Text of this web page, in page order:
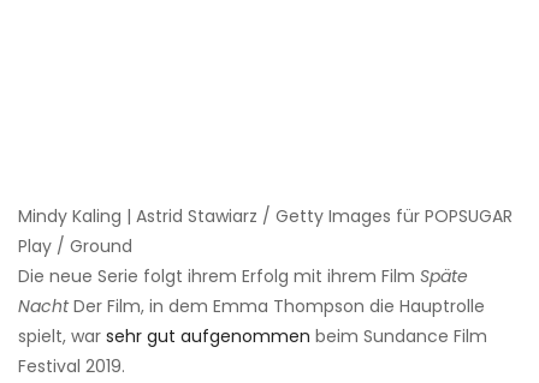
Mindy Kaling | Astrid Stawiarz / Getty Images für POPSUGAR
Play / Ground
Die neue Serie folgt ihrem Erfolg mit ihrem Film Späte
NachtDer Film, in dem Emma Thompson die Hauptrolle
spielt, war sehr gut aufgenommen beim Sundance Film
Festival 2019.